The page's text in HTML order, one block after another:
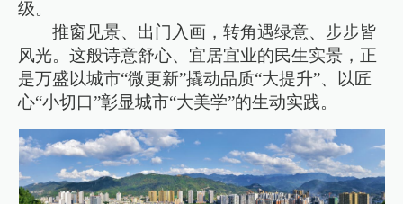
级。
推窗见景、出门入画，转角遇绿意、步步皆
风光。这般诗意舒心、宜居宜业的民生实景，正
是万盛以城市“微更新”撬动品质“大提升”、以匠
心“小切口”彰显城市“大美学”的生动实践。